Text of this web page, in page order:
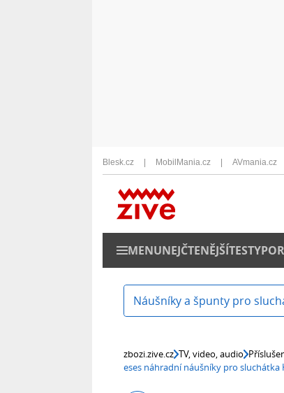
Blesk.cz MobilMania.cz AVmania.cz
MENUNEJČTENĚJŠÍTESTY
zbozi.zive.cz TV, video, audio
eses náhradní náušníky pro sluchátka